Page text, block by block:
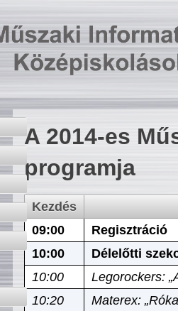
A 2014-es
programja
Kezdés
09:00
Regisztráció
10:00
Délelőtti
10:00
Legorockers:
10:20
Materex: